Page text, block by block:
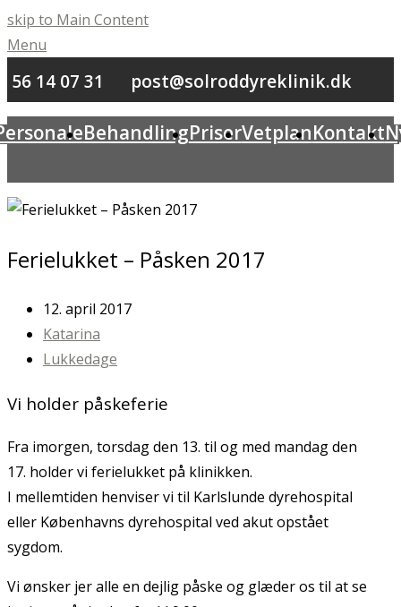
skip to Main Content
Menu
56 14 07 31 post@solroddyreklinik.dk
BehandlingPriserVetplanKontakt
Ferielukket – Påsken 2017
12. april 2017
Katarina
Lukkedage
Vi holder påskeferie
Fra imorgen, torsdag den 13. til og med mandag den
17. holder vi ferielukket på klinikken.
I mellemtiden henviser vi til Karlslunde dyrehospital
eller Københavns dyrehospital ved akut opstået
sygdom.
Vi ønsker jer alle en dejlig påske og glæder os til at se